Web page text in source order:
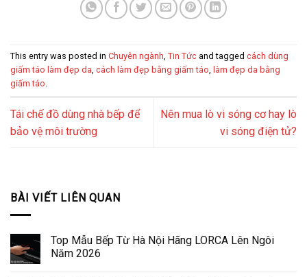
This entry was posted in Chuyên ngành, Tin Tức and tagged cách dùng
giấm táo làm đẹp da, cách làm đẹp bằng giấm táo, làm đẹp da bằng
giấm táo.
Tái chế đồ dùng nhà bếp để
bảo vệ môi trường
Nên mua lò vi sóng cơ hay lò
vi sóng điện tử?
BÀI VIẾT LIÊN QUAN
Top Mẫu Bếp Từ Hà Nội Hãng LORCA Lên Ngôi
Năm 2026